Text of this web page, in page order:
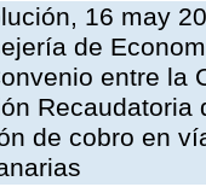
16 may
de
entre la
Recaudatoria
de cobro en